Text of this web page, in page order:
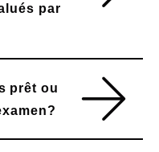
par
prêt ou